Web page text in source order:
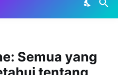
Semua yang